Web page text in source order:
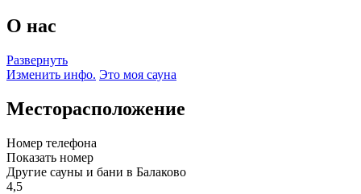
О нас
Развернуть
Изменить инфо. Это моя сауна
Месторасположение
Номер телефона
Показать номер
Другие сауны и бани в Балаково
4,5